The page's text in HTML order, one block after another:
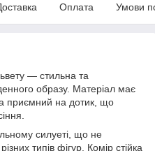
Оплата Умови
— стильна та
образу. Матеріал має
приємний на дотик, що
силуеті, що не
типів фігур. Комір стійка